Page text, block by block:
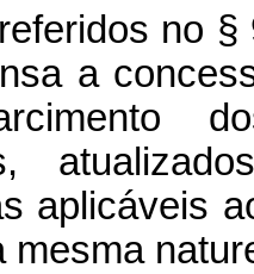
no §
a
aplicáveis
mesma